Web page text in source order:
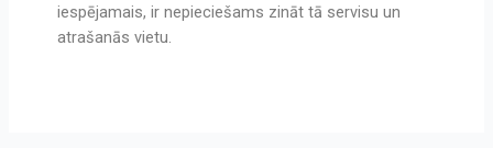
iespējamais, ir nepieciešams zināt tā servisu un
atrašanās vietu.